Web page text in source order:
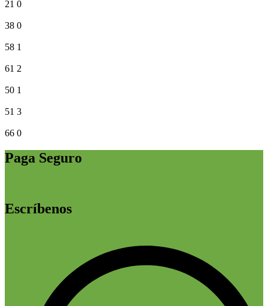
21 0
38 0
58 1
61 2
50 1
51 3
66 0
Paga Seguro
Escríbenos